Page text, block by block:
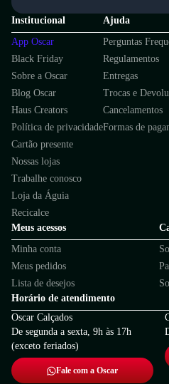
Institucional
App Oscar
Black Friday
Sobre a Oscar
Blog Oscar
Haus Creators
Política de privacidade
Cartão presente
Nossas lojas
Trabalhe conosco
Loja da Águia
Recicalce
Ajuda
Perguntas
Regulamentos
Entregas
Trocas e
Cancelamentos
Formas de
Meus acessos
Minha conta
Meus pedidos
Lista de desejos
Horário de atendimento
Oscar Calçados
De segunda a sexta, 9h às 17h
(exceto feriados)
Fale com a Oscar